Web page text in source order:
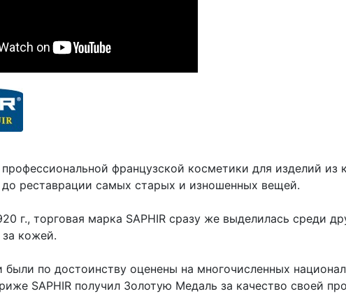
французской косметики для изделий
реставрации самых старых и изношенных вещей.
г., торговая марка SAPHIR сразу же выделилась среди
кожей.
были по достоинству оценены на многочисленных
SAPHIR получил Золотую Медаль за качество своей